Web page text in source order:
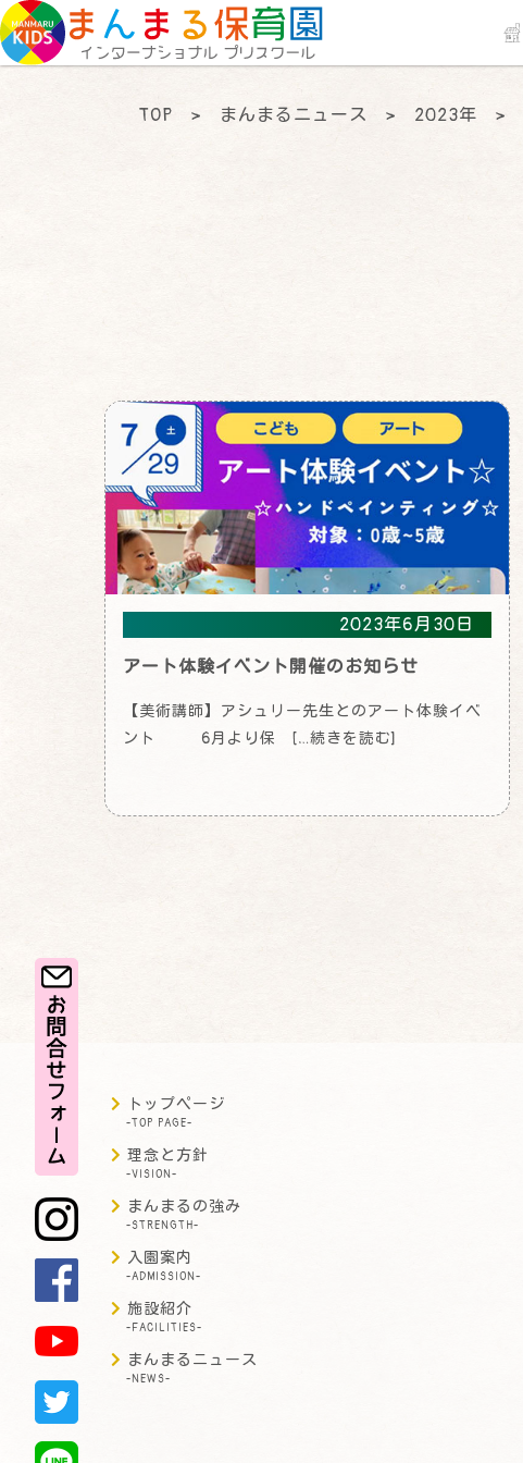
TOP > まんまるニュース > 2023年 >
2023年6月30日
アート体験イベント開催のお知らせ
【美術講師】アシュリー先生とのアート体験イベ
ント 6月より保 […続きを読む]
トップページ
-TOP PAGE-
理念と方針
-VISION-
まんまるの強み
-STRENGTH-
入園案内
-ADMISSION-
施設紹介
-FACILITIES-
まんまるニュース
-NEWS-